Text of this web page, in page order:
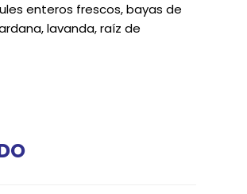
enteros frescos, bayas de
lavanda, raíz de